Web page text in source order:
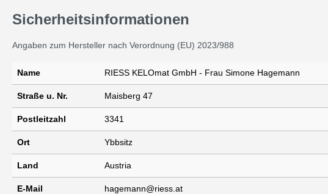
Sicherheitsinformationen
Angaben zum Hersteller nach Verordnung (EU) 2023/988
Name RIESS KELOmat GmbH - Frau Simone Hagemann
Straße u. Nr. Maisberg 47
Postleitzahl 3341
Ort Ybbsitz
Land Austria
E-Mail hagemann@riess.at